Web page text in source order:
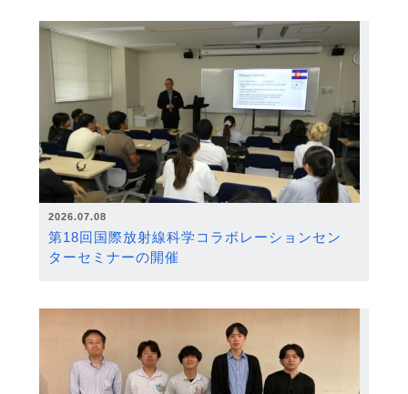
2026.07.08
第18回国際放射線科学コラボレーションセン
ターセミナーの開催